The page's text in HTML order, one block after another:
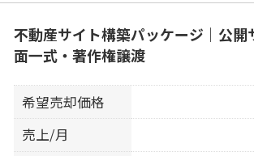
不動産サイト構築パッケージ｜公開
面一式・著作権譲渡
希望売却価格
売上/月